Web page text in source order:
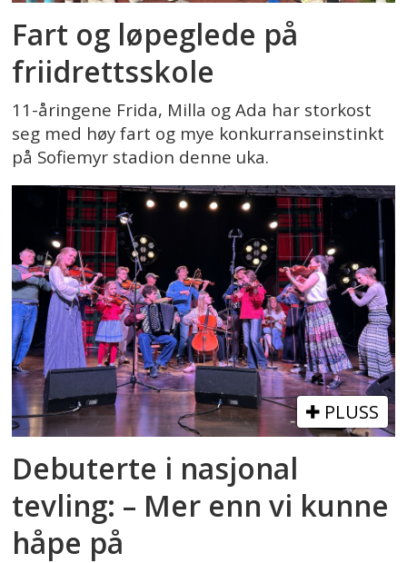
Fart og løpeglede på
friidrettsskole
11-åringene Frida, Milla og Ada har storkost
seg med høy fart og mye konkurranseinstinkt
på Sofiemyr stadion denne uka.
PLUSS
Debuterte i nasjonal
tevling: – Mer enn vi kunne
håpe på